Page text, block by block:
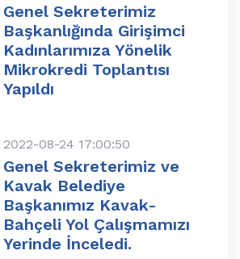
Genel Sekreterimiz
Başkanlığında Girişimci
Kadınlarımıza Yönelik
Mikrokredi Toplantısı
Yapıldı
2022-08-24 17:00:50
Genel Sekreterimiz ve
Kavak Belediye
Başkanımız Kavak-
Bahçeli Yol Çalışmamızı
Yerinde İnceledi.